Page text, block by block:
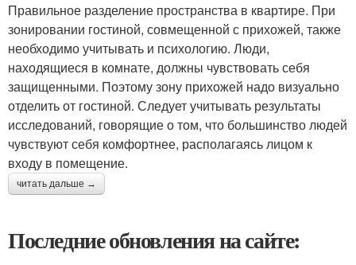
Правильное разделение пространства в квартире. При
зонировании гостиной, совмещенной с прихожей, также
необходимо учитывать и психологию. Люди,
находящиеся в комнате, должны чувствовать себя
защищенными. Поэтому зону прихожей надо визуально
отделить от гостиной. Следует учитывать результаты
исследований, говорящие о том, что большинство людей
чувствуют себя комфортнее, располагаясь лицом к
входу в помещение.
читать дальше →
Последние обновления на сайте: